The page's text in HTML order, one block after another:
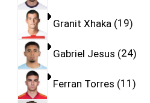
Granit Xhaka 19
Gabriel Jesus 24
Ferran Torres 11